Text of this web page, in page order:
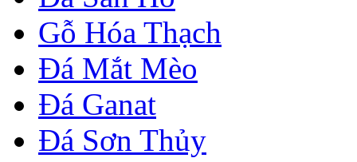
Gỗ Hóa Thạch
Đá Mắt Mèo
Đá Ganat
Đá Sơn Thủy